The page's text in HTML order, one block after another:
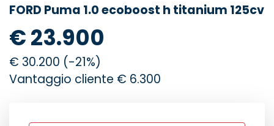
FORD Puma 1.0 ecoboost h titanium 125cv
€ 23.900
€ 30.200 (-21%)
Vantaggio cliente € 6.300